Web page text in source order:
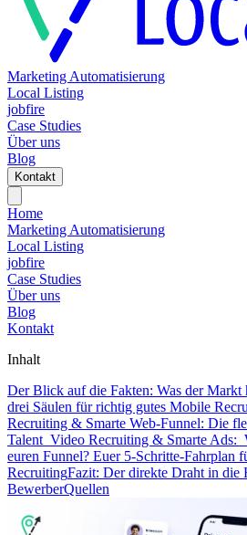
Marketing Automatisierung
Local Listing
jobfire
Case Studies
Über uns
Blog
Kontakt
Home
Marketing Automatisierung
Local Listing
jobfire
Case Studies
Über uns
Blog
Kontakt
Inhalt
Der Blick auf die Fakten: Was der Markt
drei Säulen für richtig gutes Mobile
Recruiting & Smarte Web-Funnel: Die
Talent Video Recruiting & Smarte Ads:
euren Funnel? Euer 5-Schritte-Fahrplan
RecruitingFazit: Der direkte Draht in die
BewerberQuellen